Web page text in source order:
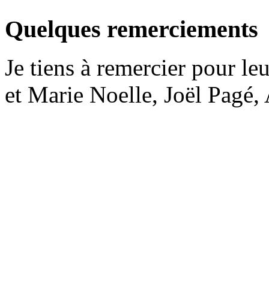
Quelques remerciements
Je tiens à remercier pour
et Marie Noelle, Joël